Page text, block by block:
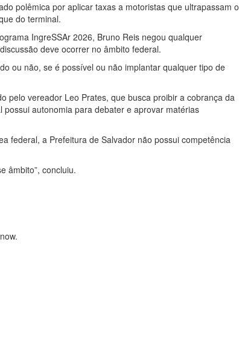
polêmica por aplicar taxas a motoristas que ultrapassam o
do terminal.
IngreSSAr 2026, Bruno Reis negou qualquer
deve ocorrer no âmbito federal.
ou não, se é possível ou não implantar qualquer tipo de
pelo vereador Leo Prates, que busca proibir a cobrança da
autonomia para debater e aprovar matérias
federal, a Prefeitura de Salvador não possui competência
âmbito”, concluiu.